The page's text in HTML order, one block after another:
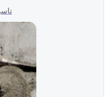
تاسیسات(185)